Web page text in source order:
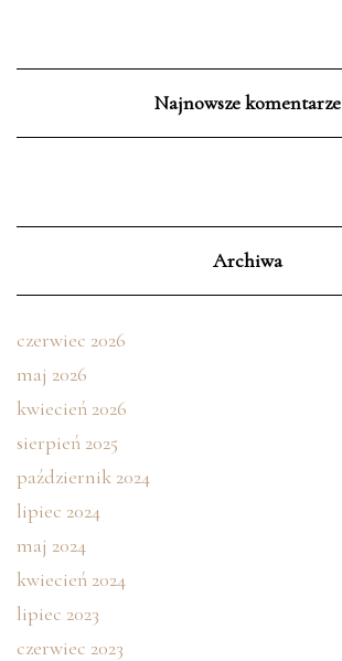
Najnowsze komentarze
Archiwa
czerwiec 2026
maj 2026
kwiecień 2026
sierpień 2025
październik 2024
lipiec 2024
maj 2024
kwiecień 2024
lipiec 2023
czerwiec 2023